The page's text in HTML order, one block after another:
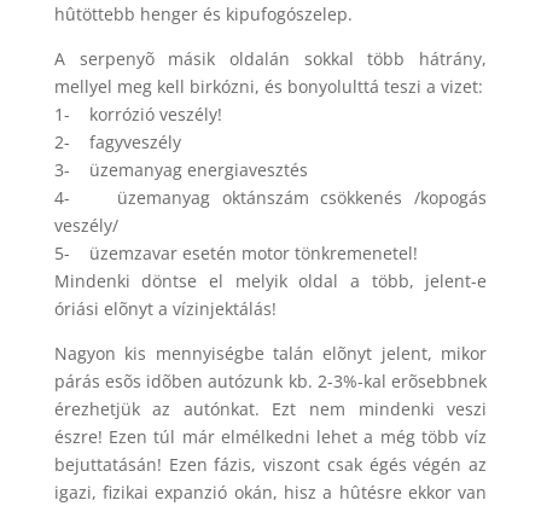
hûtöttebb henger és kipufogószelep.
A serpenyõ másik oldalán sokkal több hátrány,
mellyel meg kell birkózni, és bonyolulttá teszi a vizet:
1- korrózió veszély!
2- fagyveszély
3- üzemanyag energiavesztés
4- üzemanyag oktánszám csökkenés /kopogás
veszély/
5- üzemzavar esetén motor tönkremenetel!
Mindenki döntse el melyik oldal a több, jelent-e
óriási elõnyt a vízinjektálás!
Nagyon kis mennyiségbe talán elõnyt jelent, mikor
párás esõs idõben autózunk kb. 2-3%-kal erõsebbnek
érezhetjük az autónkat. Ezt nem mindenki veszi
észre! Ezen túl már elmélkedni lehet a még több víz
bejuttatásán! Ezen fázis, viszont csak égés végén az
igazi, fizikai expanzió okán, hisz a hûtésre ekkor van